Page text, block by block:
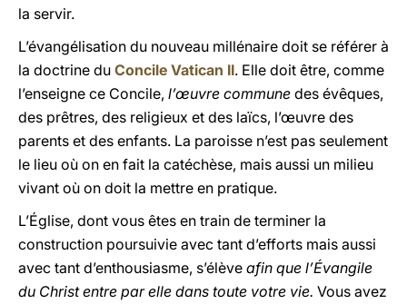
la servir.
L’évangélisation du nouveau millénaire doit se référer à
la doctrine du Concile Vatican II. Elle doit être, comme
l’enseigne ce Concile, l’œuvre commune des évêques,
des prêtres, des religieux et des laïcs, l’œuvre des
parents et des enfants. La paroisse n’est pas seulement
le lieu où on en fait la catéchèse, mais aussi un milieu
vivant où on doit la mettre en pratique.
L’Église, dont vous êtes en train de terminer la
construction poursuivie avec tant d’efforts mais aussi
avec tant d’enthousiasme, s’élève afin que l’Évangile
du Christ entre par elle dans toute votre vie. Vous avez